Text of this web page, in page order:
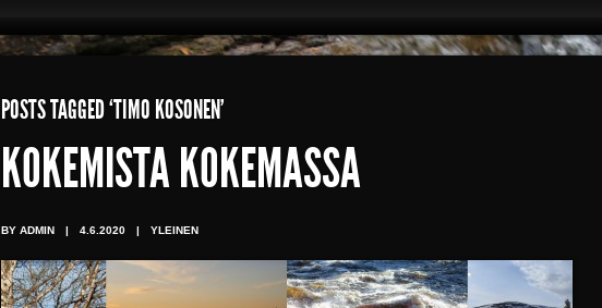
POSTS TAGGED ‘TIMO KOSONEN’
KOKEMISTA KOKEMASSA
BY ADMIN | 4.6.2020 | YLEINEN